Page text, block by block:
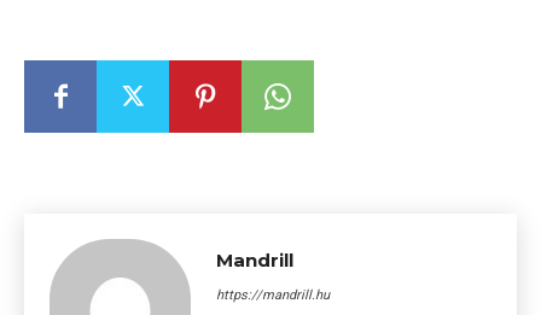
Mandrill
https://mandrill.hu